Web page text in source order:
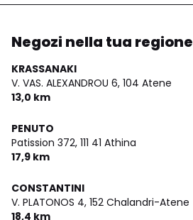
Negozi nella tua regione
KRASSANAKI
V. VAS. ALEXANDROU 6, 104 Atene
13,0 km
PENUTO
Patission 372, 111 41 Athina
17,9 km
CONSTANTINI
V. PLATONOS 4, 152 Chalandri-Atene
18,4 km